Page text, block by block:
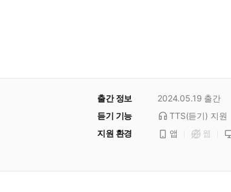
출간 정보 2024.05.19 출간
듣기 기능
TTS(듣기) 지원
지원 환경
앱 웹